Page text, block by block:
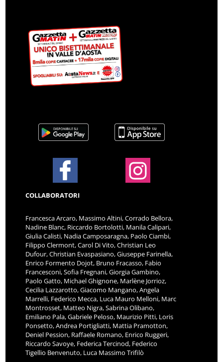
COLLABORATORI
Francesca Arcaro, Massimo Altini, Corrado Bellora,
Nadine Blanc, Riccardo Bortolotti, Manila Calipari,
Giulia Calisti, Nadia Camposaragna, Paolo Ciambi,
Filippo Clermont, Carol Di Vito, Christian Leo
Dufour, Christian Evaspasiano, Giuseppe Farinella,
Enrico Formento Dojot, Bruno Fracasso, Fabio
Francesconi, Sofia Fregnani, Giorgia Gambino,
Paolo Gatto, Michael Ghignone, Marlène Jorrioz,
Cecilia Lazzarotto, Giacomo Mangano, Angela
Marrelli, Federico Mecca, Luca Mauro Melloni, Marc
Montrosset, Matteo Nigra, Sabrina Olibano,
Emiliano Pala, Gabriele Peloso, Maurizio Pitti, Loris
Ponsetto, Andrea Portigliatti, Mattia Pramotton,
Deniel Pession, Raffaele Romano, Enrico Ruggeri,
Riccardo Savoye, Federica Tercinod, Federico
Tigellio Benvenuto, Luca Massimo Trifilò